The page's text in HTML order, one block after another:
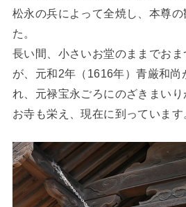
松永の兵によって全焼し、本尊
た。
長い間、小さいお堂のままでお
が、元和2年（1616年）青厳和尚
れ、元禄宝永ごろにのざきまいり
お寺も栄え、現在に到っています